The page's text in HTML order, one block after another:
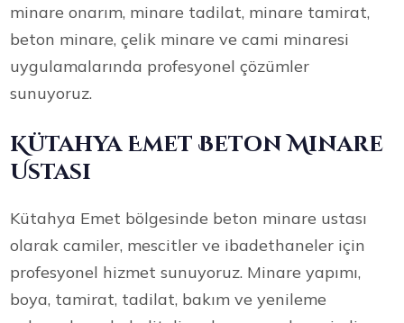
minare onarım, minare tadilat, minare tamirat,
beton minare, çelik minare ve cami minaresi
uygulamalarında profesyonel çözümler
sunuyoruz.
Kütahya Emet Beton Minare
Ustası
Kütahya Emet bölgesinde beton minare ustası
olarak camiler, mescitler ve ibadethaneler için
profesyonel hizmet sunuyoruz. Minare yapımı,
boya, tamirat, tadilat, bakım ve yenileme